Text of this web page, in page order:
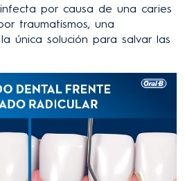
por causa de una caries
traumatismos, una
única solución para salvar las